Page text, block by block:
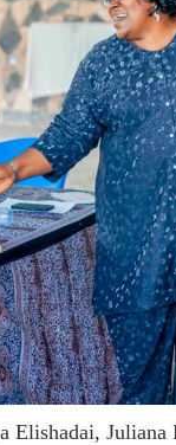
Elishadai, Juliana